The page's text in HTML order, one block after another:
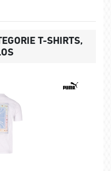
T-SHIRTS,